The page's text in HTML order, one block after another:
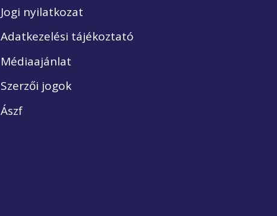
Jogi nyilatkozat
Adatkezelési tájékoztató
Médiaajánlat
Szerzői jogok
Ászf